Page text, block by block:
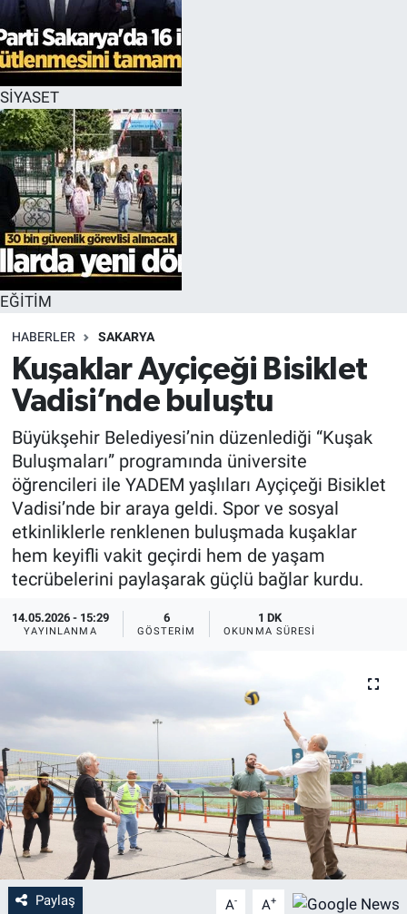
SİYASET
EĞİTİM
HABERLER SAKARYA
Kuşaklar Ayçiçeği Bisiklet
Vadisi’nde buluştu
Büyükşehir Belediyesi’nin düzenlediği “Kuşak
Buluşmaları” programında üniversite
öğrencileri ile YADEM yaşlıları Ayçiçeği Bisiklet
Vadisi’nde bir araya geldi. Spor ve sosyal
etkinliklerle renklenen buluşmada kuşaklar
hem keyifli vakit geçirdi hem de yaşam
tecrübelerini paylaşarak güçlü bağlar kurdu.
14.05.2026 - 15:29
YAYINLANMA
6
GÖSTERIM
1 DK
OKUNMA SÜRESI
Paylaş A- A+
EĞİTİM
ÖZEL HABER
HALK54 PANORAMA